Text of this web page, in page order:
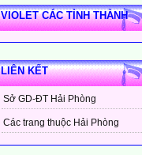
VIOLET CÁC TỈNH THÀNH
LIÊN KẾT
Sở GD-ĐT Hải Phòng
Các trang thuộc Hải Phòng